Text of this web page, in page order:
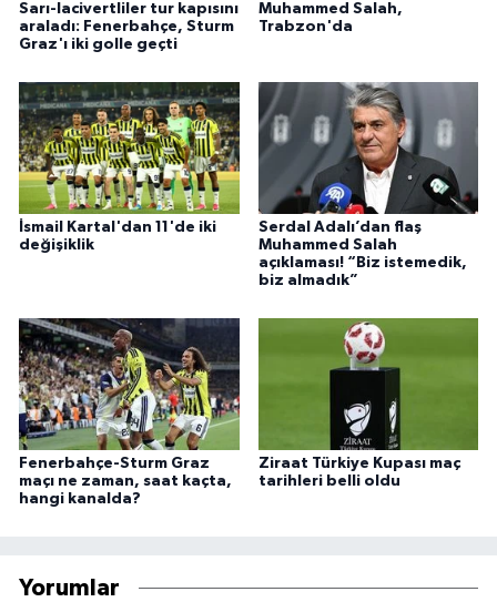
Sarı-lacivertliler tur kapısını
araladı: Fenerbahçe, Sturm
Graz'ı iki golle geçti
Muhammed Salah,
Trabzon'da
İsmail Kartal'dan 11'de iki
değişiklik
Serdal Adalı’dan flaş
Muhammed Salah
açıklaması! “Biz istemedik,
biz almadık”
Fenerbahçe-Sturm Graz
maçı ne zaman, saat kaçta,
hangi kanalda?
Ziraat Türkiye Kupası maç
tarihleri belli oldu
Yorumlar